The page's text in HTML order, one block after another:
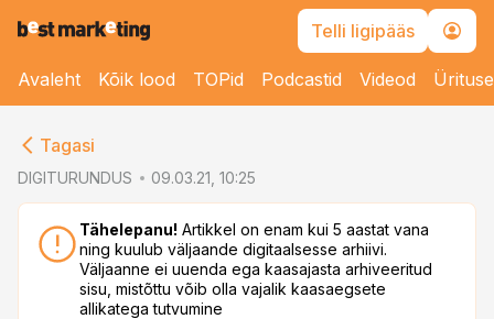
Telli ligipääs
Avaleht Kõik lood TOPid Podcastid Videod
Tagasi
DIGITURUNDUS 09.03.21, 10:25
Tähelepanu! Artikkel on enam kui 5 aastat vana
ning kuulub väljaande digitaalsesse arhiivi.
Väljaanne ei uuenda ega kaasajasta arhiveeritud
sisu, mistõttu võib olla vajalik kaasaegsete
allikatega tutvumine